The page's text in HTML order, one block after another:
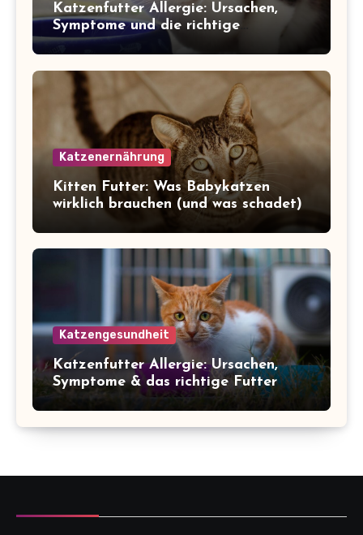
Katzenfutter Allergie: Ursachen,
Symptome und die richtige
Ernährung
Katzenernährung
Kitten Futter: Was Babykatzen
wirklich brauchen (und was schadet)
Katzengesundheit
Katzenfutter Allergie: Ursachen,
Symptome & das richtige Futter